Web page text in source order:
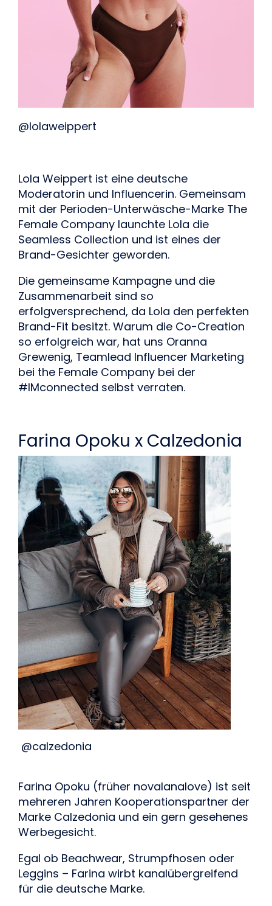
@lolaweippert
Lola Weippert ist eine deutsche
Moderatorin und Influencerin. Gemeinsam
mit der Perioden-Unterwäsche-Marke The
Female Company launchte Lola die
Seamless Collection und ist eines der
Brand-Gesichter geworden.
Die gemeinsame Kampagne und die
Zusammenarbeit sind so
erfolgversprechend, da Lola den perfekten
Brand-Fit besitzt. Warum die Co-Creation
so erfolgreich war, hat uns Oranna
Grewenig, Teamlead Influencer Marketing
bei the Female Company bei der
#IMconnected selbst verraten.
Farina Opoku x Calzedonia
@calzedonia
Farina Opoku (früher novalanalove) ist seit
mehreren Jahren Kooperationspartner der
Marke Calzedonia und ein gern gesehenes
Werbegesicht.
Egal ob Beachwear, Strumpfhosen oder
Leggins – Farina wirbt kanalübergreifend
für die deutsche Marke.